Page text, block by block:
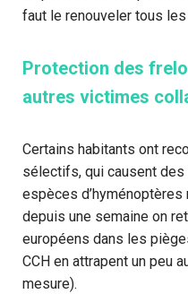
faut le renouveler tous
Protection des
autres victimes
Certains habitants ont
sélectifs, qui causent
espèces
depuis une semaine on
européens dans les
CCH en attrapent un peu
mesure).